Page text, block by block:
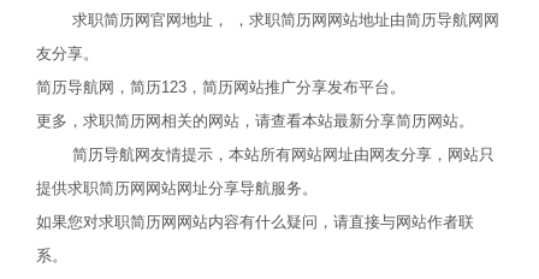
求职简历网官网地址， ，求职简历网网站地址由简历导航网网
友分享。
简历导航网，简历123，简历网站推广分享发布平台。
更多，求职简历网相关的网站，请查看本站最新分享简历网站。
简历导航网友情提示，本站所有网站网址由网友分享，网站只
提供求职简历网网站网址分享导航服务。
如果您对求职简历网网站内容有什么疑问，请直接与网站作者联
系。